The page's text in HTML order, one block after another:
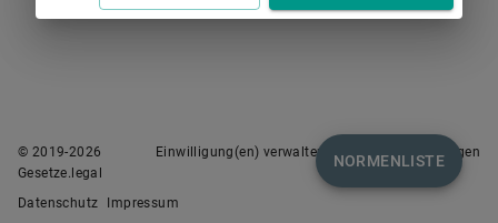
NORMENLISTE
© 2019-2026
Gesetze.legal
Einwilligung(en) verwalten Nutzungsbedingungen
Datenschutz Impressum